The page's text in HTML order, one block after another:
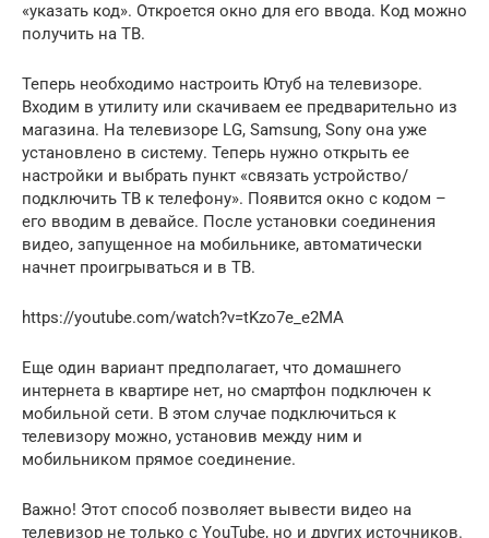
«указать код». Откроется окно для его ввода. Код можно
получить на ТВ.
Теперь необходимо настроить Ютуб на телевизоре.
Входим в утилиту или скачиваем ее предварительно из
магазина. На телевизоре LG, Samsung, Sony она уже
установлено в систему. Теперь нужно открыть ее
настройки и выбрать пункт «связать устройство/
подключить ТВ к телефону». Появится окно с кодом –
его вводим в девайсе. После установки соединения
видео, запущенное на мобильнике, автоматически
начнет проигрываться и в ТВ.
https://youtube.com/watch?v=tKzo7e_e2MA
Еще один вариант предполагает, что домашнего
интернета в квартире нет, но смартфон подключен к
мобильной сети. В этом случае подключиться к
телевизору можно, установив между ним и
мобильником прямое соединение.
Важно! Этот способ позволяет вывести видео на
телевизор не только с YouTube, но и других источников.